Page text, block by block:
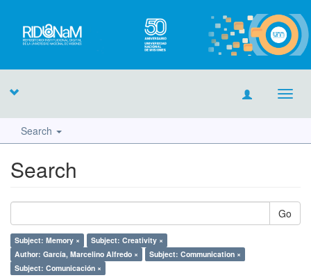
Search
Search
Go
Subject: Memory ×
Subject: Creativity ×
Author: García, Marcelino Alfredo ×
Subject: Communication ×
Subject: Comunicación ×